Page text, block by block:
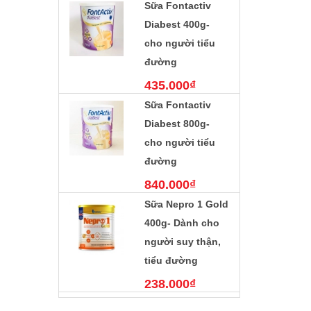
799.000₫
Sữa Fontactiv
Diabest 400g-
cho người tiểu
đường
435.000₫
Sữa Fontactiv
Diabest 800g-
cho người tiểu
đường
840.000₫
Sữa Nepro 1 Gold
400g- Dành cho
người suy thận,
tiểu đường
238.000₫